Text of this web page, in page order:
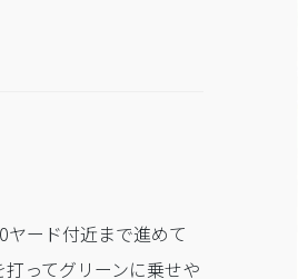
ード付近まで進めて
ってグリーンに乗せや